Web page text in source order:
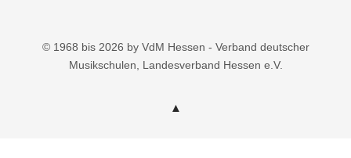
© 1968 bis 2026 by VdM Hessen - Verband deutscher
Musikschulen, Landesverband Hessen e.V.